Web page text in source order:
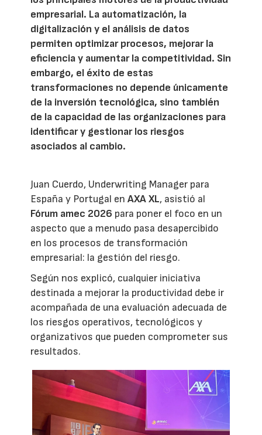
empresarial. La automatización, la
digitalización y el análisis de datos
permiten optimizar procesos, mejorar la
eficiencia y aumentar la competitividad. Sin
embargo, el éxito de estas
transformaciones no depende únicamente
de la inversión tecnológica, sino también
de la capacidad de las organizaciones para
identificar y gestionar los riesgos
asociados al cambio.
Juan Cuerdo, Underwriting Manager para
España y Portugal enAXA XL, asistió al
Fórum amec 2026 para poner el foco en un
aspecto que a menudo pasa desapercibido
en los procesos de transformación
empresarial: la gestión del riesgo.
Según nos explicó, cualquier iniciativa
destinada a mejorar la productividad debe ir
acompañada de una evaluación adecuada de
los riesgos operativos, tecnológicos y
organizativos que pueden comprometer sus
resultados.